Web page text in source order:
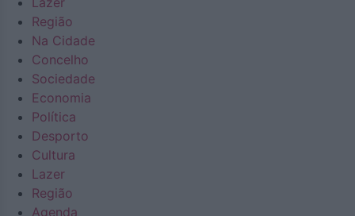
Região
Na Cidade
Concelho
Sociedade
Economia
Política
Desporto
Cultura
Lazer
Região
Agenda